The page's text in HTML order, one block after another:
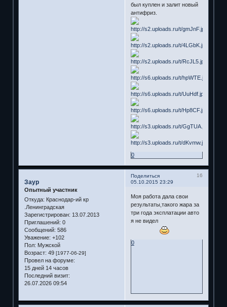
был куплен и залит новый
антифриз.
0
Поделиться
16
05.10.2015 23:29
Заур
Опытный участник
Откуда: Краснодар-ий кр
.Ленинградская
Зарегистрирован: 13.07.2013
Приглашений: 0
Сообщений: 586
Уважение: +102
Пол: Мужской
Возраст: 49 [1977-06-29]
Провел на форуме:
15 дней 14 часов
Последний визит:
26.07.2026 09:54
Моя работа дала свои
результаты,такого жара за
три года эксплатации авто
я не видел
0